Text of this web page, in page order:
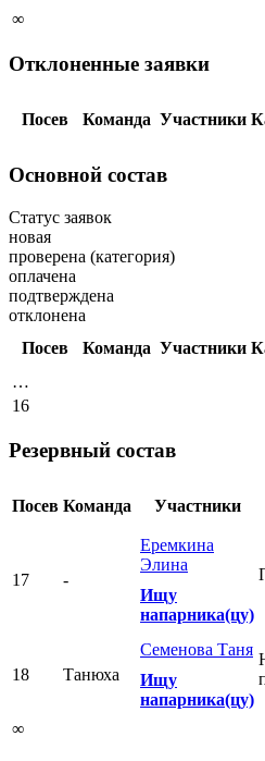
∞
Отклоненные заявки
Посев Команда Участники
Основной состав
Статус заявок
новая
проверена (категория)
оплачена
подтверждена
отклонена
Посев
Команда Участники
…
16
Резервный состав
Посев Команда Участники
17 -
Еремкина
Элина
Ищу
напарника(цу)
18 Танюха
Семенова Таня
Ищу
напарника(цу)
∞